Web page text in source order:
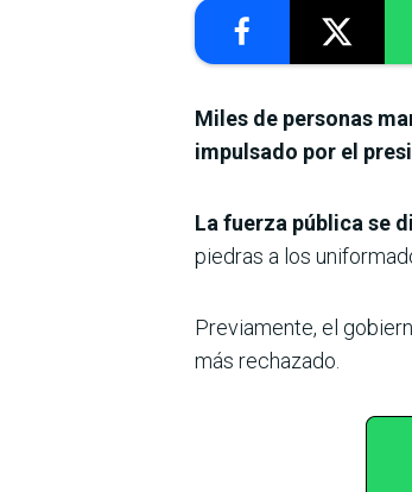
Miles de personas
impulsado por el
La fuerza pública se
piedras a los
Previamente, el
más rechazado.